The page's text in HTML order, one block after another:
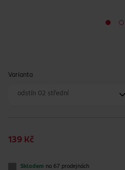
Varianta
odstín 02 střední
139 Kč
Skladem na 67 prodejnách